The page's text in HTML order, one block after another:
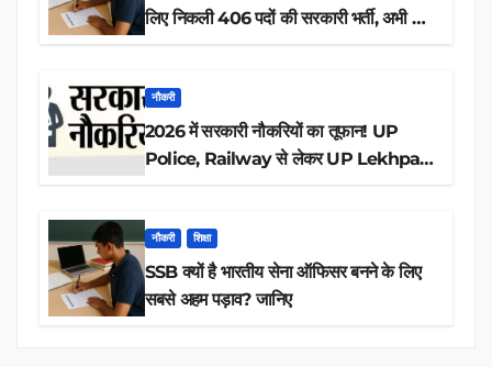
लिए निकली 406 पदों की सरकारी भर्ती, अभी करें
नौकरी
2026 में सरकारी नौकरियों का तूफान! UP
Police, Railway से लेकर UP Lekhpal
नौकरी शिक्षा
SSB क्यों है भारतीय सेना ऑफिसर बनने के लिए
सबसे अहम पड़ाव? जानिए